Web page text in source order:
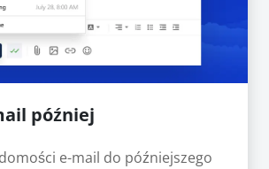
później
e-mail do późniejszego